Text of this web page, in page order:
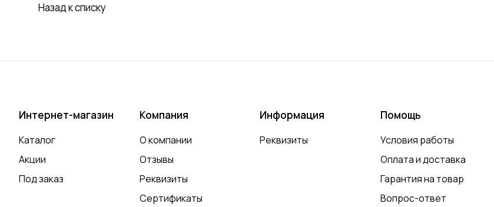
Назад к списку
Интернет-магазин
Каталог
Акции
Под заказ
Компания
О компании
Отзывы
Реквизиты
Сертификаты
Информация
Реквизиты
Помощь
Условия работы
Оплата и доставка
Гарантия на товар
Вопрос-ответ